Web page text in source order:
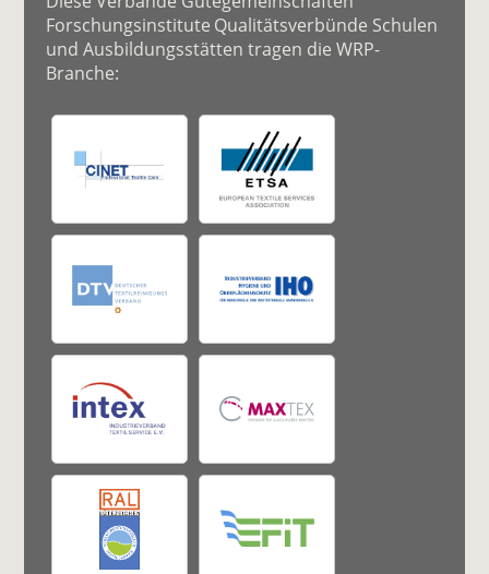
Forschungsinstitute Qualitätsverbünde Schulen
und Ausbildungsstätten tragen die WRP-
Branche: